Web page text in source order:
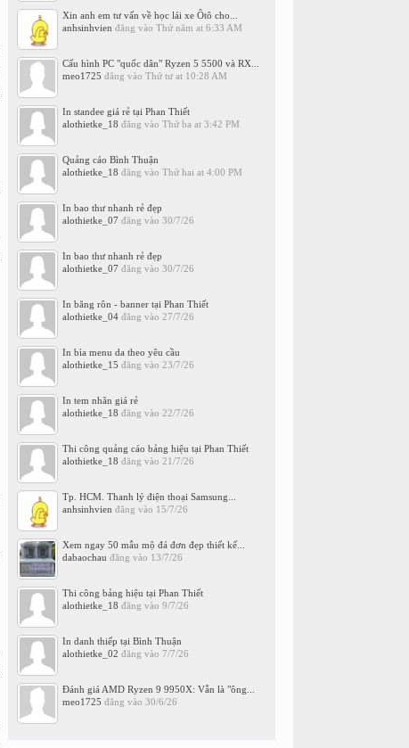
Xin anh em tư vấn về học lái xe Ôtô cho...
anhsinhvien đăng vào Thứ năm at 6:33 AM
Cấu hình PC "quốc dân" Ryzen 5 5500 và RX...
meo1725 đăng vào Thứ tư at 10:28 AM
In standee giá rẻ tại Phan Thiết
alothietke_18 đăng vào Thứ ba at 3:42 PM
Quảng cáo Bình Thuận
alothietke_18 đăng vào Thứ hai at 4:00 PM
In bao thư nhanh rẻ đẹp
alothietke_07 đăng vào 30/7/26
In bao thư nhanh rẻ đẹp
alothietke_07 đăng vào 30/7/26
In băng rôn - banner tại Phan Thiết
alothietke_04đăng vào 27/7/26
In bìa menu da theo yêu cầu
alothietke_15 đăng vào 23/7/26
In tem nhãn giá rẻ
alothietke_18 đăng vào 22/7/26
Thi công quảng cáo bảng hiệu tại Phan Thiết
alothietke_18 đăng vào 21/7/26
Tp. HCM. Thanh lý điện thoại Samsung...
anhsinhvien đăng vào 15/7/26
Xem ngay 50 mẫu mộ đá đơn đẹp thiết kế...
dabaochau đăng vào 13/7/26
Thi công bảng hiệu tại Phan Thiết
alothietke_18 đăng vào 9/7/26
In danh thiếp tại Bình Thuận
alothietke_02 đăng vào 7/7/26
Đánh giá AMD Ryzen 9 9950X: Vẫn là "ông...
meo1725 đăng vào 30/6/26